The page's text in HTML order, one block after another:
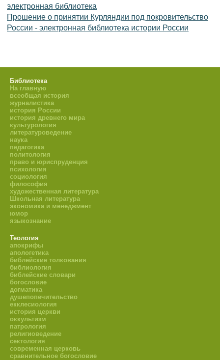
электронная библиотека
Прошение о принятии Курляндии под покровительство
России - электронная библиотека истории России
Библиотека
На главную
всеобщая история
журналистика
история России
история древнего мира
культурология
литературоведение
наука
педагогика
политология
право и юриспруденция
психология
социология
философия
художественная литература
Школьная литература
экономика и менеджмент
юмор
языкознание
Теология
апокрифы
апологетика
библейские толкования
библиология
библейские словари
богословие
догматика
душепопечительство
екклесиология
история церкви
оккультизм
патрология
религиоведение
сектология
современная церковь
сравнительное богословие